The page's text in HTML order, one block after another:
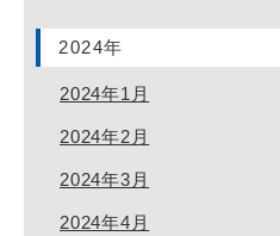
2024年
2024年1月
2024年2月
2024年3月
2024年4月